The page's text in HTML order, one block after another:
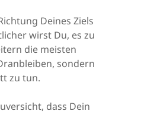
Deines Ziels
wirst Du, es zu
die meisten
sondern
zu tun.
dass Dein